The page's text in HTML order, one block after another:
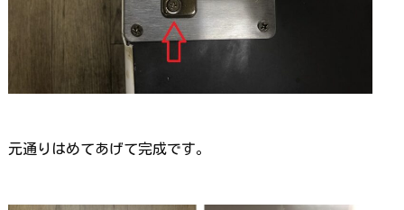
元通りはめてあげて完成です。